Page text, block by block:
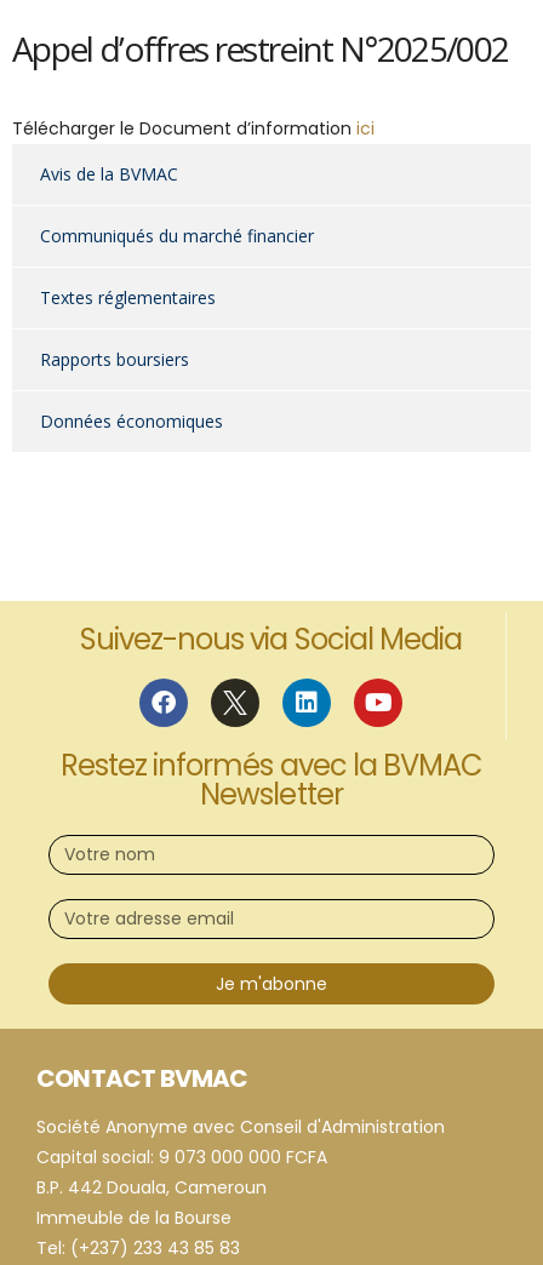
Appel d’offres restreint N°2025/002
Télécharger le Document d’information ici
Avis de la BVMAC
Communiqués du marché financier
Textes réglementaires
Rapports boursiers
Données économiques
Suivez-nous via Social Media
Restez informés avec la BVMAC
Newsletter
Je m'abonne
CONTACT BVMAC
Société Anonyme avec Conseil d'Administration
Capital social: 9 073 000 000 FCFA
B.P. 442 Douala, Cameroun
Immeuble de la Bourse
Tel: (+237) 233 43 85 83